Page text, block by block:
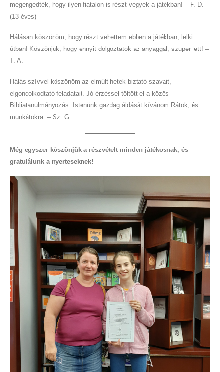
megengedték, hogy ilyen fiatalon is részt vegyek a játékban! – F. D.
(13 éves)
Hálásan köszönöm, hogy részt vehettem ebben a játékban, lelki
útban! Köszönjük, hogy ennyit dolgoztatok az anyaggal, szuper lett! –
T. A.
Hálás szívvel köszönöm az elmúlt hetek biztató szavait,
elgondolkodtató feladatait. Jó érzéssel töltött el a közös
Bibliatanulmányozás. Istenünk gazdag áldását kívánom Rátok, és
munkátokra. – Sz. G.
Még egyszer köszönjük a részvételt minden játékosnak, és
gratulálunk a nyerteseknek!